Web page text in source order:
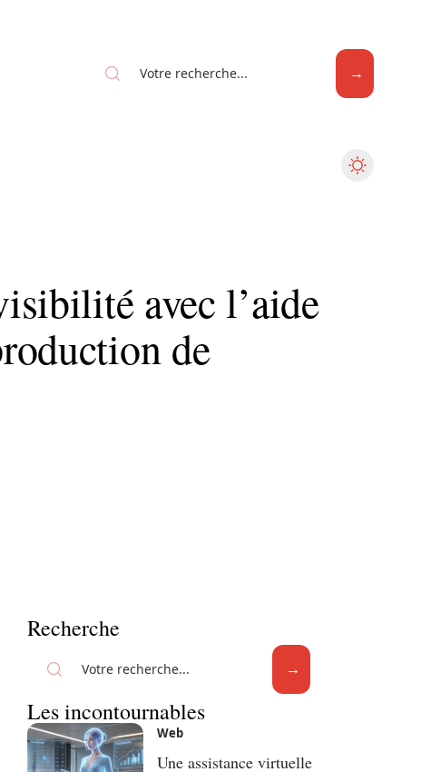
avec l’aide
de
Recherche
Les incontournables
Web
Une assistance virtuelle